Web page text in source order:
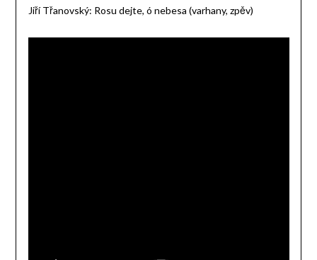
Jiří Třanovský: Rosu dejte, ó nebesa (varhany, zpěv)